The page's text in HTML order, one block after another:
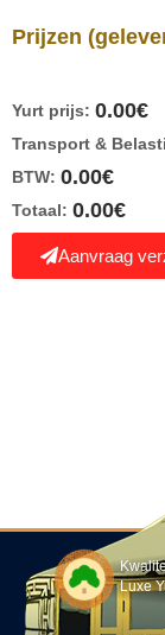
Prijzen
Yurt prijs: 0.00€
Transport &
BTW: 0.00€
Totaal: 0.00€
Aanvraag
Luxe